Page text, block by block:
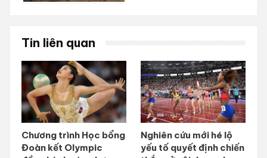
Tin liên quan
Chương trình Học bổng
Đoàn kết Olympic
Nghiên cứu mới hé lộ
yếu tố quyết định chiến